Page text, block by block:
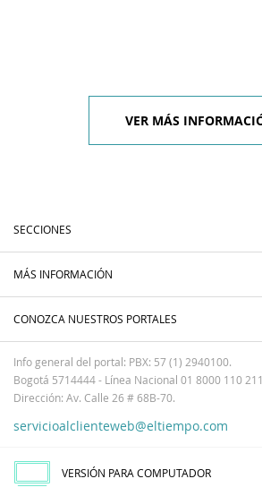
VER MÁS
SECCIONES
MÁS INFORMACIÓN
CONOZCA NUESTROS PORTALES
Info general del portal: PBX: 57 (1) 2940100.
Bogotá 5714444 - Línea Nacional 01 8000 110
Dirección: Av. Calle 26 # 68B-70.
servicioalclienteweb@eltiempo.com
VERSIÓN PARA COMPUTADOR